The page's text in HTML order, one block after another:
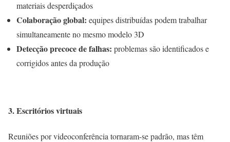
materiais desperdiçados
Colaboração global: equipes distribuídas podem trabalhar
simultaneamente no mesmo modelo 3D
Detecção precoce de falhas: problemas são identificados e
corrigidos antes da produção
3. Escritórios virtuais
Reuniões por videoconferência tornaram-se padrão, mas têm